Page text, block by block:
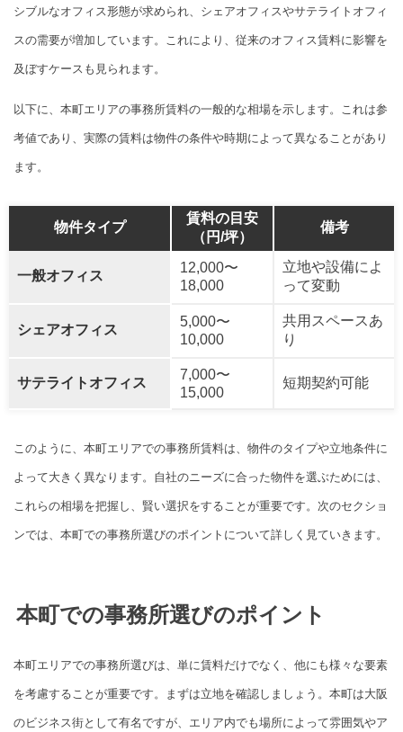
シブルなオフィス形態が求められ、シェアオフィスやサテライトオフィ
スの需要が増加しています。これにより、従来のオフィス賃料に影響を
及ぼすケースも見られます。
以下に、本町エリアの事務所賃料の一般的な相場を示します。これは参
考値であり、実際の賃料は物件の条件や時期によって異なることがあり
ます。
物件タイプ
賃料の目安
（円/坪）
備考
一般オフィス
12,000〜
18,000
立地や設備によ
って変動
シェアオフィス
5,000〜
10,000
共用スペースあ
り
サテライトオフィス
7,000〜
15,000
短期契約可能
このように、本町エリアでの事務所賃料は、物件のタイプや立地条件に
よって大きく異なります。自社のニーズに合った物件を選ぶためには、
これらの相場を把握し、賢い選択をすることが重要です。次のセクショ
ンでは、本町での事務所選びのポイントについて詳しく見ていきます。
本町での事務所選びのポイント
本町エリアでの事務所選びは、単に賃料だけでなく、他にも様々な要素
を考慮することが重要です。まずは立地を確認しましょう。本町は大阪
のビジネス街として有名ですが、エリア内でも場所によって雰囲気やア